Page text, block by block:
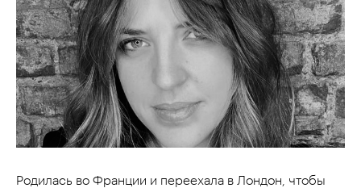
Родилась во Франции и переехала в Лондон, чтобы